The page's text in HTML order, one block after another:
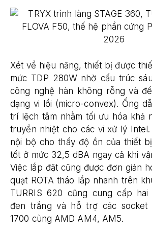
Xét về hiệu năng, thiết bị được
mức TDP 280W nhờ cấu trúc
công nghệ hàn không rỗng và
dạng vi lồi (micro-convex). Ống
trí lệch tâm nhằm tối ưu hóa khả
truyền nhiệt cho các vi xử lý Intel.
nội bộ cho thấy độ ồn của thiết
tốt ở mức 32,5 dBA ngay cả khi
Việc lắp đặt cũng được đơn giản
quạt ROTA tháo lắp nhanh trên
TURRIS 620 cũng cung cấp
đen trắng và hỗ trợ các socket
1700 cùng AMD AM4, AM5.